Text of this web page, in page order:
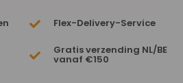
Flex-Delivery-Service
Gratis verzending NL/BE
vanaf €150